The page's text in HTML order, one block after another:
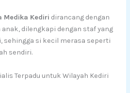
Medika Kediri dirancang dengan
dilengkapi dengan staf yang
sehingga si kecil merasa seperti
sendiri.
Terpadu untuk Wilayah Kediri